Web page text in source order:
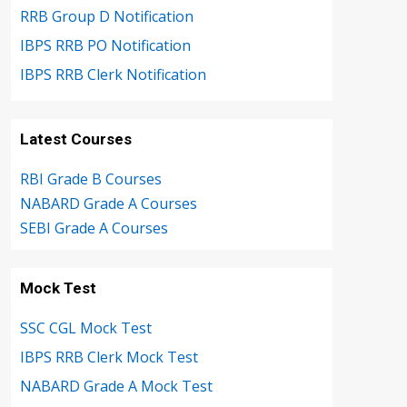
RRB Group D Notification
IBPS RRB PO Notification
IBPS RRB Clerk Notification
Latest Courses
RBI Grade B Courses
NABARD Grade A Courses
SEBI Grade A Courses
Mock Test
SSC CGL Mock Test
IBPS RRB Clerk Mock Test
NABARD Grade A Mock Test